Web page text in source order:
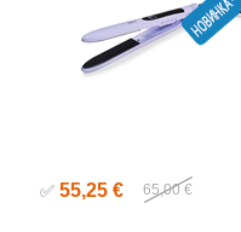
✅ 55,25 € 65,00 €